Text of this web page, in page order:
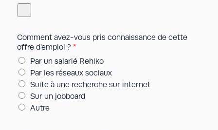
Comment avez-vous pris connaissance de cette
offre d'emploi ? *
Par un salarié Rehlko
Par les réseaux sociaux
Suite à une recherche sur internet
Sur un jobboard
Autre